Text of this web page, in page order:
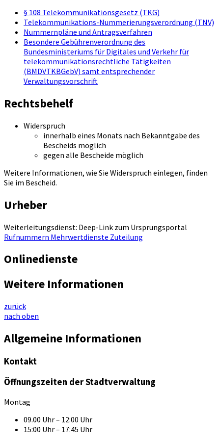
§ 108 Telekommunikationsgesetz (TKG)
Telekommunikations-Nummerierungsverordnung (TNV)
Nummernpläne und Antragsverfahren
Besondere Gebührenverordnung des
Bundesministeriums für Digitales und Verkehr für
telekommunikationsrechtliche Tätigkeiten
(BMDVTKBGebV) samt entsprechender
Verwaltungsvorschrift
Rechtsbehelf
Widerspruch
innerhalb eines Monats nach Bekanntgabe des
Bescheids möglich
gegen alle Bescheide möglich
Weitere Informationen, wie Sie Widerspruch einlegen, finden
Sie im Bescheid.
Urheber
Weiterleitungsdienst: Deep-Link zum Ursprungsportal
Rufnummern Mehrwertdienste Zuteilung
Onlinedienste
Weitere Informationen
zurück
nach oben
Allgemeine Informationen
Kontakt
Öffnungszeiten der Stadtverwaltung
Montag
09.00 Uhr – 12:00 Uhr
15:00 Uhr – 17:45 Uhr